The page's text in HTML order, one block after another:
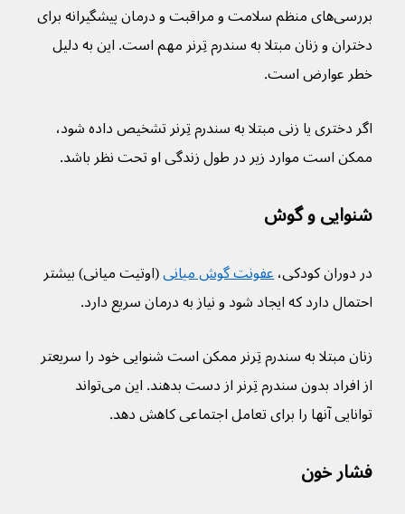
بررسی‌های منظم سلامت و مراقبت و درمان پیشگیرانه برای
دختران و زنان مبتلا به سندرم تِرنر مهم است. این به دلیل
خطر عوارض است.
اگر دختری یا زنی مبتلا به سندرم تِرنر تشخیص داده شود،
ممکن است موارد زیر در طول زندگی او تحت نظر باشد.
شنوایی و گوش
در دوران کودکی، عفونت گوش میانی (اوتیت میانی) بیشتر
احتمال دارد که ایجاد شود و نیاز به درمان سریع دارد.
زنان مبتلا به سندرم تِرنر ممکن است شنوایی خود را سریعتر
از افراد بدون سندرم تِرنر از دست بدهند. این می‌تواند
توانایی آنها را برای تعامل اجتماعی کاهش دهد.
فشار خون